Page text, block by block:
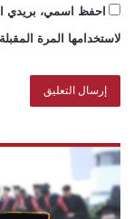
احفظ اسمي، بريدي
لاستخدامها المرة